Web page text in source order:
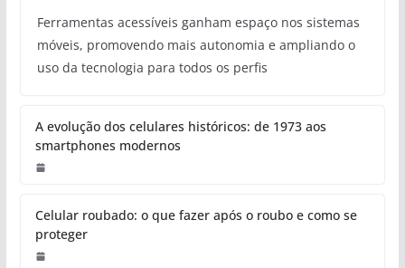
Ferramentas acessíveis ganham espaço nos sistemas
móveis, promovendo mais autonomia e ampliando o
uso da tecnologia para todos os perfis
A evolução dos celulares históricos: de 1973 aos
smartphones modernos
Celular roubado: o que fazer após o roubo e como se
proteger